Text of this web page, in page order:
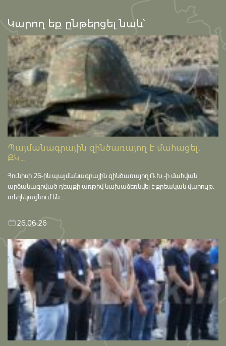
Կարող եք ընթերցել նաև՝
Պայմանագրային զինծառայող է մահացել․
ՔԿ...
Հունիսի 26-ին պայմանագրային զինծառայող Ռ.Խ.-ի մահվան
արձանագրված դեպքի առթիվ նախաձեռնվել է քրեական վարույթ․
տեղեկացնում են ...
26.06.26